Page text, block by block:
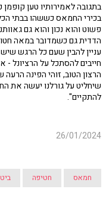
בתגובה לאמירותיו טען
בכירי החמאס כששהו בבתי
פשוט והוא נכון והוא גם
הדדית גם כשמדובר במאה
עניין להבין שעם כל הרגש
חייבים להסתכל על
הרצון הטוב, זוהי הפינה
שיחליט על גורלנו יעשה את
להתקיים".
26/01/2024
חמאס חטיפה